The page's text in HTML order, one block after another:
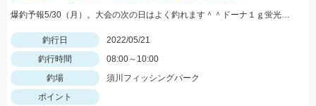
爆釣予報5/30（月）。大会の次の日はよく釣れます＾＾ドーナ１ｇ蛍光ザキヤマメやミノーなどがオススメ。
釣行日
2022/05/21
釣行時間
08:00～10:00
釣場
須川フィッシングパーク
ポイント